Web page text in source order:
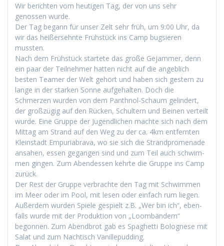
Wir bericht­en vom heuti­gen Tag, der von uns sehr
genossen wurde.
Der Tag begann für unser Zelt sehr früh, um 9:00 Uhr, da
wir das heißersehnte Früh­stück ins Camp bugsieren
mussten.
Nach dem Früh­stück startete das große Gejam­mer, denn
ein paar der Teil­nehmer hat­ten nicht auf die ange­blich
besten Team­er der Welt gehört und haben sich gestern zu
lange in der starken Sonne aufge­hal­ten. Doch die
Schmerzen wur­den von dem Pan­th­nol-Schaum gelin­dert,
der großzügig auf den Rück­en, Schul­tern und Beinen verteilt
wurde. Eine Gruppe der Jugendlichen machte sich nach dem
Mit­tag am Strand auf den Weg zu der ca. 4km ent­fer­n­ten
Kle­in­stadt Empuriabra­va, wo sie sich die Strand­prom­e­nade
ansa­hen, essen gegan­gen sind und zum Teil auch schwim­
men gin­gen. Zum Aben­dessen kehrte die Gruppe ins Camp
zurück.
Der Rest der Gruppe ver­brachte den Tag mit Schwim­men
im Meer oder im Pool, mit lesen oder ein­fach rum liegen.
Außer­dem wur­den Spiele gespielt z.B. „Wer bin ich“, eben­
falls wurde mit der Pro­duk­tion von „Loom­bän­dern“
begonnen. Zum Abend­brot gab es Spaghet­ti Bolog­nese mit
Salat und zum Nachtisch Vanillepudding.